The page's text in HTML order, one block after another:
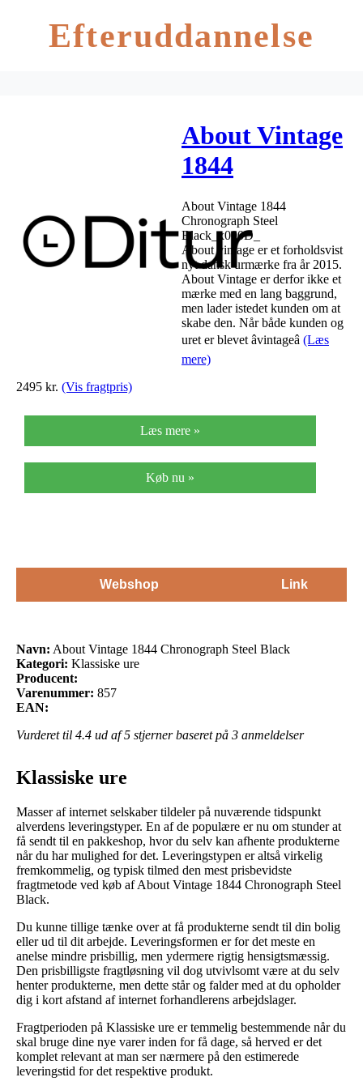
Efteruddannelse
About Vintage
1844
Chronograph
Steel Black
About Vintage 1844
Chronograph Steel
Black_x000D_
About vintage er et forholdsvist
nyt dansk urmærke fra år 2015.
About Vintage er derfor ikke et
mærke med en lang baggrund,
men lader istedet kunden om at
skabe den. Når både kunden og
uret er blevet âvintageâ (Læs
mere)
2495 kr. (Vis fragtpris)
Læs mere »
Køb nu »
Webshop Link
Navn: About Vintage 1844 Chronograph Steel Black
Kategori: Klassiske ure
Producent:
Varenummer: 857
EAN:
Vurderet til 4.4 ud af 5 stjerner baseret på 3 anmeldelser
Klassiske ure
Masser af internet selskaber tildeler på nuværende tidspunkt
alverdens leveringstyper. En af de populære er nu om stunder at
få sendt til en pakkeshop, hvor du selv kan afhente produkterne
når du har mulighed for det. Leveringstypen er altså virkelig
fremkommelig, og typisk tilmed den mest prisbevidste
fragtmetode ved køb af About Vintage 1844 Chronograph Steel
Black.
Du kunne tillige tænke over at få produkterne sendt til din bolig
eller ud til dit arbejde. Leveringsformen er for det meste en
anelse mindre prisbillig, men ydermere rigtig hensigtsmæssig.
Den prisbilligste fragtløsning vil dog utvivlsomt være at du selv
henter produkterne, men dette står og falder med at du opholder
dig i kort afstand af internet forhandlerens arbejdslager.
Fragtperioden på Klassiske ure er temmelig bestemmende når du
skal bruge dine nye varer inden for få dage, så herved er det
komplet relevant at man ser nærmere på den estimerede
leveringstid for det respektive produkt.